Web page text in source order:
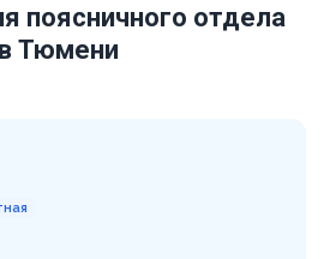
поясничного отдела
Тюмени